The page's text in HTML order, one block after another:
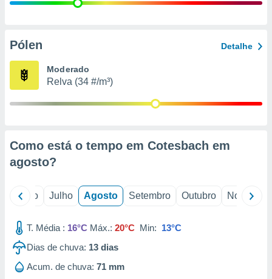
e
de
Pólen Detalhe
Moderado
Relva (34 #/m³)
Como está o tempo em Cotesbach em
agosto?
Junho Julho Agosto Setembro Outubro Novembro
T. Média : 16°C Máx.: 20°C Min: 13°C
Dias de chuva: 13 dias
Acum. de chuva: 71 mm